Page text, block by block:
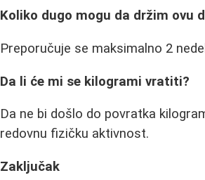
Koliko dugo mogu da držim ovu
Preporučuje se maksimalno 2
Da li će mi se kilogrami vratiti?
Da ne bi došlo do povratka
redovnu fizičku aktivnost.
Zaključak